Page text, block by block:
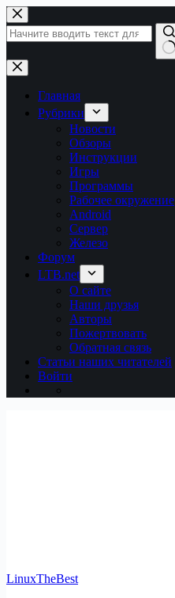
Перейти
к
сути
Ничего
не
найденоГлавная
Рубрики
Новости
Обзоры
Инструкции
Игры
Программы
Рабочее окружение
Android
Сервер
Железо
Форум
LTB.net
О сайте
Наши друзья
Авторы
Пожертвовать
Обратная связь
Статьи наших читателей
Войти
LinuxTheBest